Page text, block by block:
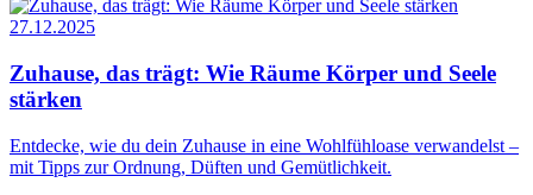
27.12.2025
Zuhause, das trägt: Wie Räume Körper und Seele
stärken
Entdecke, wie du dein Zuhause in eine Wohlfühloase verwandelst –
mit Tipps zur Ordnung, Düften und Gemütlichkeit.